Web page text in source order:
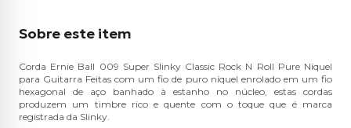
Sobre este item
Corda Ernie Ball 009 Super Slinky Classic Rock N Roll Pure Níquel
para Guitarra Feitas com um fio de puro níquel enrolado em um fio
hexagonal de aço banhado à estanho no núcleo, estas cordas
produzem um timbre rico e quente com o toque que é marca
registrada da Slinky.